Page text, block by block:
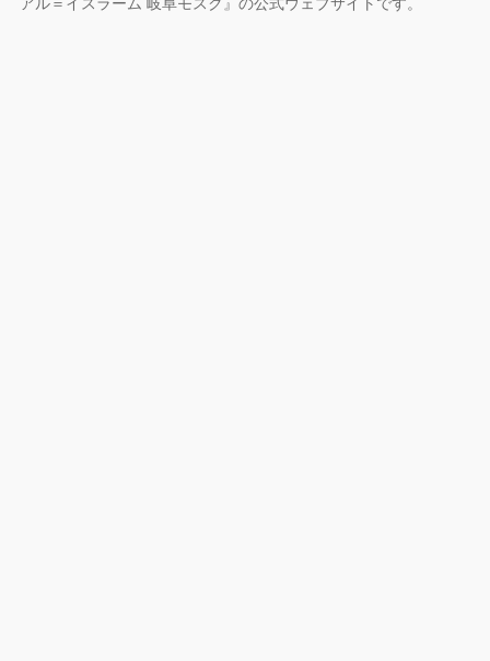
アル＝イスラーム 岐阜モスク』の公式ウェブサイトです。